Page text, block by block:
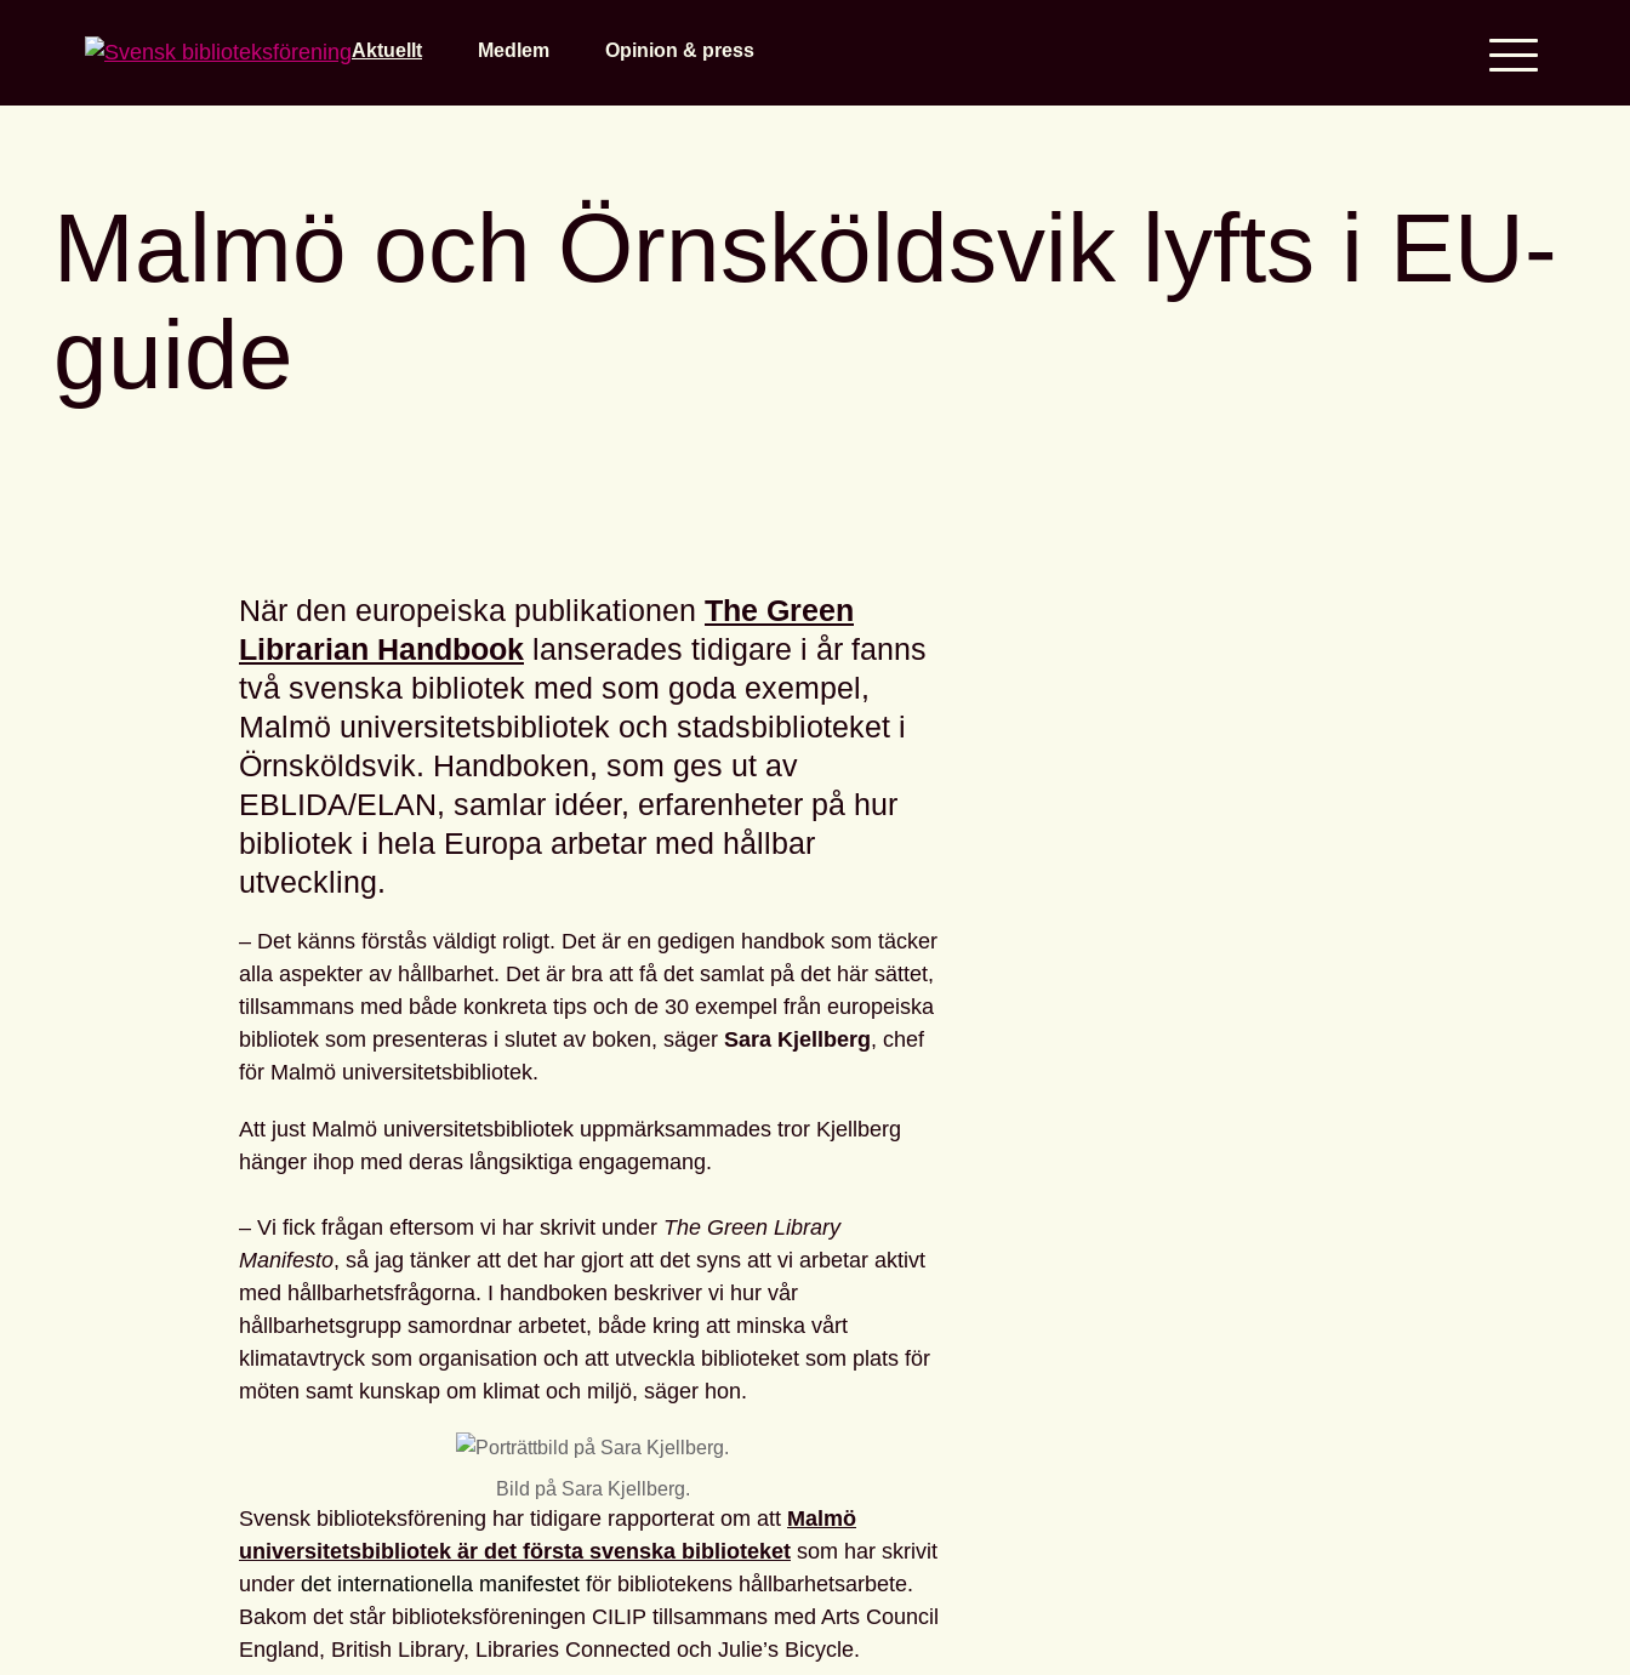
Home
Aktuellt Medlem Opinion & press
Malmö och Örnsköldsvik lyfts i EU-
guide
När den europeiska publikationen The Green
Librarian Handbook lanserades tidigare i år fanns
två svenska bibliotek med som goda exempel,
Malmö universitetsbibliotek och stadsbiblioteket i
Örnsköldsvik. Handboken, som ges ut av
EBLIDA/ELAN, samlar idéer, erfarenheter på hur
bibliotek i hela Europa arbetar med hållbar
utveckling.
– Det känns förstås väldigt roligt. Det är en gedigen handbok som täcker
alla aspekter av hållbarhet. Det är bra att få det samlat på det här sättet,
tillsammans med både konkreta tips och de 30 exempel från europeiska
bibliotek som presenteras i slutet av boken, säger Sara Kjellberg, chef
för Malmö universitetsbibliotek.
Att just Malmö universitetsbibliotek uppmärksammades tror Kjellberg
hänger ihop med deras långsiktiga engagemang.
– Vi fick frågan eftersom vi har skrivit under The Green Library
Manifesto, så jag tänker att det har gjort att det syns att vi arbetar aktivt
med hållbarhetsfrågorna. I handboken beskriver vi hur vår
hållbarhetsgrupp samordnar arbetet, både kring att minska vårt
klimatavtryck som organisation och att utveckla biblioteket som plats för
möten samt kunskap om klimat och miljö, säger hon.
Bild på Sara Kjellberg.
Svensk biblioteksförening har tidigare rapporterat om att Malmö
universitetsbibliotek är det första svenska biblioteket som har skrivit
under det internationella manifestet för bibliotekens hållbarhetsarbete.
Bakom det står biblioteksföreningen CILIP tillsammans med Arts Council
England, British Library, Libraries Connected och Julie’s Bicycle.